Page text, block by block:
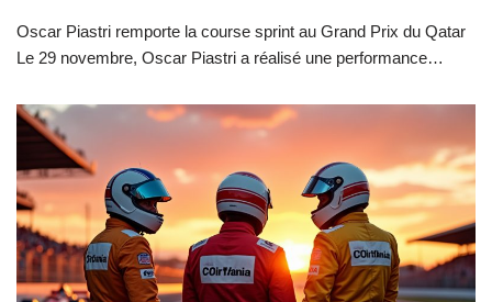
Oscar Piastri remporte la course sprint au Grand Prix du Qatar
Le 29 novembre, Oscar Piastri a réalisé une performance…